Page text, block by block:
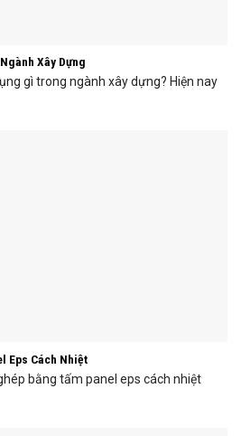
Xây Dựng
gì trong ngành xây dựng? Hiện nay
Eps Cách Nhiệt
bằng tấm panel eps cách nhiệt